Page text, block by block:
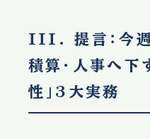
III. 提言：今週
積算・人事へ下
性」3大実務